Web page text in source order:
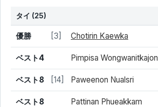
タイ (25)
結果 シード 選手名
優勝 [3] Chotirin Kaewka
ベスト4 Pimpisa Wongwanitkajon
ベスト8 [14] Paweenon Nualsri
ベスト8 Pattinan Phueakkam